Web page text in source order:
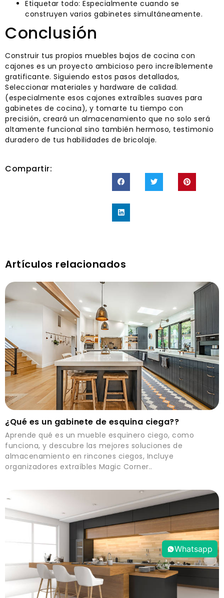
Etiquetar todo: Especialmente cuando se
construyen varios gabinetes simultáneamente.
Conclusión
Construir tus propios muebles bajos de cocina con
cajones es un proyecto ambicioso pero increíblemente
gratificante. Siguiendo estos pasos detallados,
Seleccionar materiales y hardware de calidad.
(especialmente esos cajones extraíbles suaves para
gabinetes de cocina), y tomarte tu tiempo con
precisión, creará un almacenamiento que no solo será
altamente funcional sino también hermoso, testimonio
duradero de tus habilidades de bricolaje.
Compartir:
Artículos relacionados
¿Qué es un gabinete de esquina ciega??
Aprende qué es un mueble esquinero ciego, como
funciona, y descubre las mejores soluciones de
almacenamiento en rincones ciegos, Incluye
organizadores extraíbles Magic Corner..
Whatsapp